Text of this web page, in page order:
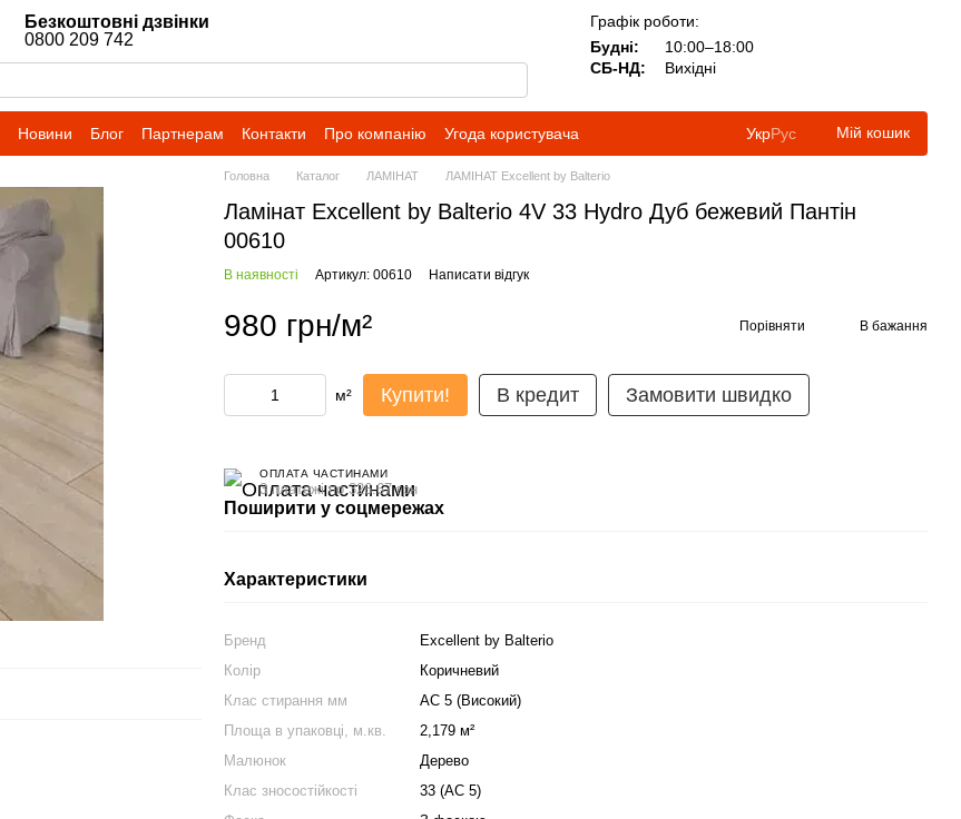
Безкоштовні дзвінки
0800 209 742
Графік роботи:
Будні:
10:00–18:00
СБ-НД:
Вихідні
Новини Блог Партнерам Контакти Про компанію Угода користувача УкрРус Мій кошик
Головна Каталог ЛАМІНАТ ЛАМІНАТ Excellent by Balterio
Ламінат Excellent by Balterio 4V 33 Hydro Дуб бежевий Пантін
00610
В наявності Артикул: 00610 Написати відгук
980 грн/м² Порівняти В бажання
м² Купити! В кредит Замовити швидко
ОПЛАТА ЧАСТИНАМИ
3 платежі по 326.67 грн
Поширити у соцмережах
Характеристики
Бренд
Excellent by Balterio
Колір
Коричневий
Клас стирання мм
АС 5 (Високий)
Площа в упаковці, м.кв.
2,179 м²
Малюнок
Дерево
Клас зносостійкості
33 (АС 5)